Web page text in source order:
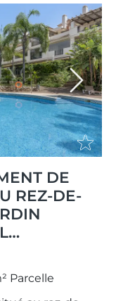
Next
DE
REZ-DE-
Parcelle